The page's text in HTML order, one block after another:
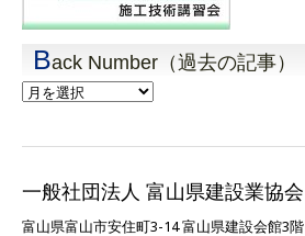
Back Number（過去の記事）
Back
Number（過
事）
一般社団法人 富山県建設業協会
富山県富山市安住町3-14 富山県建設会館3階